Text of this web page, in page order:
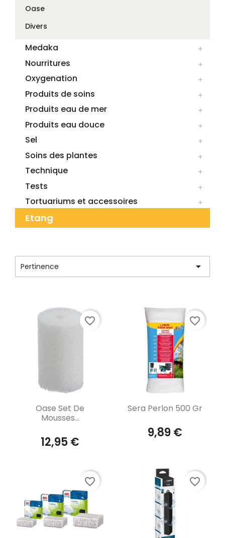
Oase
Divers
Medaka 
Nourritures 
Oxygenation 
Produits de soins 
Produits eau de mer 
Produits eau douce 
Sel 
Soins des plantes 
Technique 
Tests 
Tortuariums et accessoires 
Etang
Pertinence 
Aperçu rapide
Oase Set De
Mousses...
12,95 €
favorite_border
Aperçu rapide
Sera Perlon 500 Gr
9,89 €
favorite_border
favorite_border favorite_border